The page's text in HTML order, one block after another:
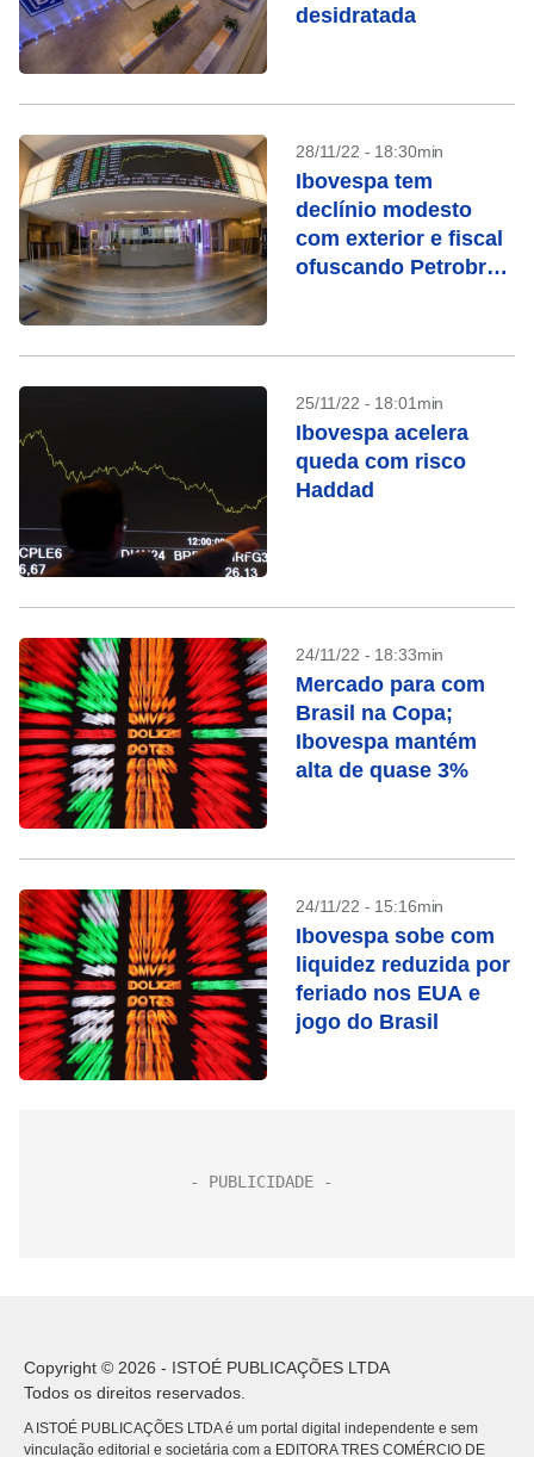
desidratada
28/11/22 - 18:30min
Ibovespa tem
declínio modesto
com exterior e fiscal
ofuscando Petrobras
25/11/22 - 18:01min
Ibovespa acelera
queda com risco
Haddad
24/11/22 - 18:33min
Mercado para com
Brasil na Copa;
Ibovespa mantém
alta de quase 3%
24/11/22 - 15:16min
Ibovespa sobe com
liquidez reduzida por
feriado nos EUA e
jogo do Brasil
Copyright © 2026 - ISTOÉ PUBLICAÇÕES LTDA
Todos os direitos reservados.
A ISTOÉ PUBLICAÇÕES LTDA é um portal digital independente e sem
vinculação editorial e societária com a EDITORA TRES COMÉRCIO DE